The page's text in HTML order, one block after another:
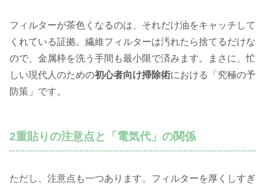
フィルターが茶色くなるのは、それだけ油をキャッチして
くれている証拠。繊維フィルターは汚れたら捨てるだけな
ので、金属枠を洗う手間も最小限で済みます。まさに、忙
しい現代人のための初心者向け掃除術における「究極の予
防策」です。
2重貼りの注意点と「電気代」の関係
ただし、注意点も一つあります。フィルターを厚くしすぎ